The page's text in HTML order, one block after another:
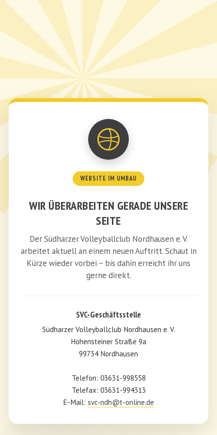
WEBSITE IM UMBAU
WIR ÜBERARBEITEN GERADE UNSERE
SEITE
Der Südharzer Volleyballclub Nordhausen e. V.
arbeitet aktuell an einem neuen Auftritt. Schaut in
Kürze wieder vorbei – bis dahin erreicht ihr uns
gerne direkt.
SVC-Geschäftsstelle
Südharzer Volleyballclub Nordhausen e. V.
Hohensteiner Straße 9a
99734 Nordhausen
Telefon: 03631-998558
Telefax: 03631-994313
E-Mail: svc-ndh@t-online.de